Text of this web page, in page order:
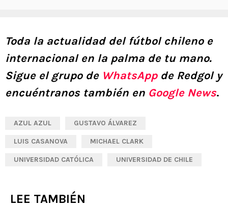
Toda la actualidad del fútbol chileno e
internacional en la palma de tu mano.
Sigue el grupo de WhatsAppde Redgol y
encuéntranos también en Google News.
AZUL AZUL GUSTAVO ÁLVAREZ
LUIS CASANOVA MICHAEL CLARK
UNIVERSIDAD CATÓLICA UNIVERSIDAD DE CHILE
LEE TAMBIÉN